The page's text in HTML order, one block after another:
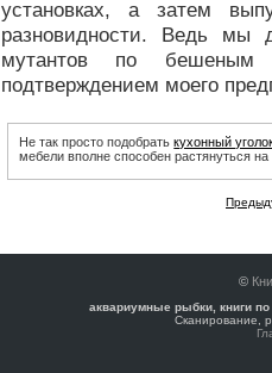
установках, а затем
разновидности. Ведь мы
мутантов по
подтверждением моего
Не так просто подобратькухонный
мебели вполне способен растянуться на
©
аквариумные рыбки, книги
Сканирование,